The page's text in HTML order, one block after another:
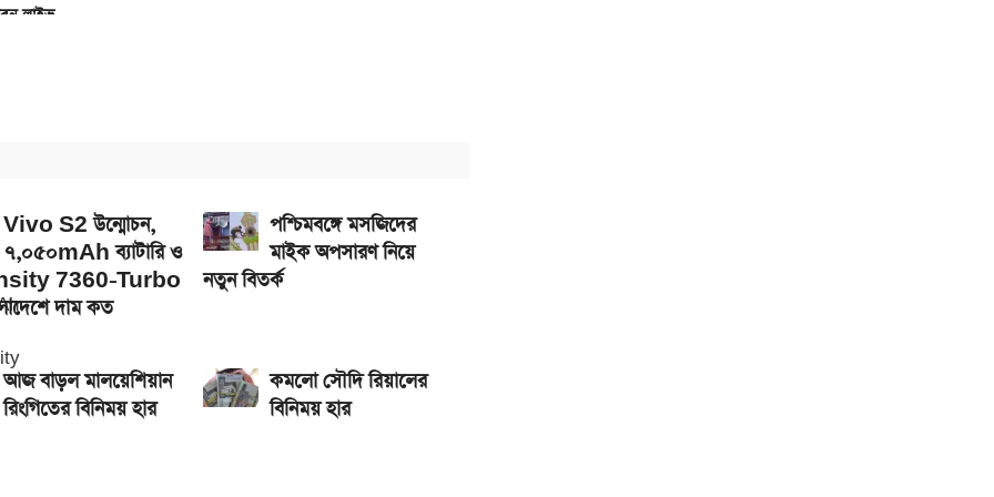
লাইভ
Vivo S2 উন্মোচন,
৭,০৫০mAh ব্যাটারি ও
7360-Turbo
দাম কত
পশ্চিমবঙ্গে মসজিদের
মাইক অপসারণ নিয়ে
নতুন বিতর্ক
আজ বাড়ল মালয়েশিয়ান
রিংগিতের বিনিময় হার
কমলো সৌদি রিয়ালের
বিনিময় হার